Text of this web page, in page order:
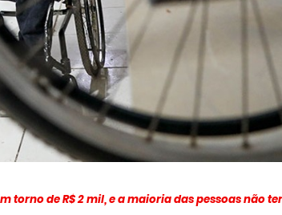
torno de R$ 2 mil, e a maioria das pessoas não